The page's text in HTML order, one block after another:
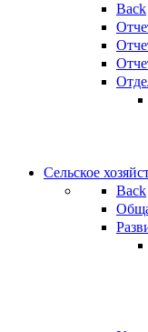
Back
Сельское
Back